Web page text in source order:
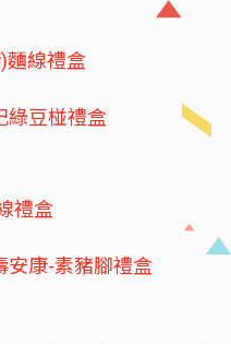
麵線禮盒
綠豆椪禮盒
禮盒
安康-素豬腳禮盒